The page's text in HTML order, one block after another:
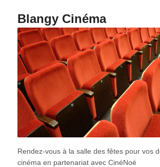
Blangy Cinéma
Rendez-vous à la salle des fêtes pour vos
cinéma en partenariat avec CinéNoé